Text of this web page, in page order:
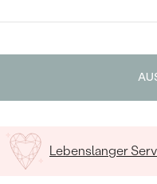
MIT FARBIGEN
MIT SALT AND
SILBER
PREISWERTE
LUXURIÖSE
MIT DIAMANT
PERLENKETTEN
NACH PREIS
LUXURIÖSE
Lebenslanger